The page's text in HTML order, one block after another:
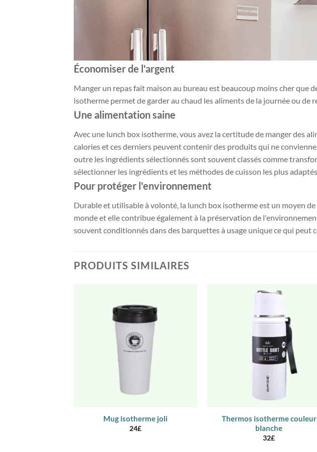
Économiser de l'argent
Manger un repas fait maison au bureau est beaucoup moins cher que
isotherme permet de garder au chaud les aliments de la journée ou de
Une alimentation saine
Avec une lunch box isotherme, vous avez la certitude de manger des
calories et ces derniers peuvent contenir des produits qui ne
outre les ingrédients sélectionnés sont souvent classés comme
sélectionner les ingrédients et les méthodes de cuisson les plus
Pour protéger l'environnement
Durable et utilisable à volonté, la lunch box isotherme est un moyen
monde et elle contribue également à la préservation de
souvent conditionnés dans des barquettes à usage unique ce qui
PRODUITS SIMILAIRES
Mug isotherme joli
24£
Thermos isotherme couleur
blanche
32£